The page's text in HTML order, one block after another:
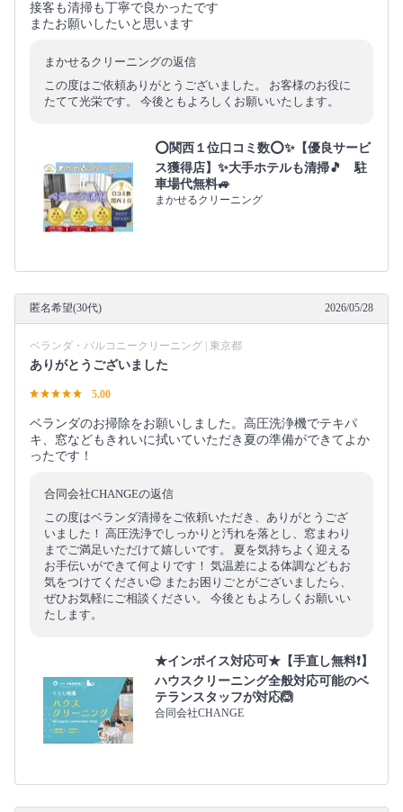
接客も清掃も丁寧で良かったです
またお願いしたいと思います
まかせるクリーニングの返信
この度はご依頼ありがとうございました。 お客様のお役に
たてて光栄です。 今後ともよろしくお願いいたします。
⭕関西１位口コミ数⭕✨【優良サービ
ス獲得店】✨大手ホテルも清掃🎵 駐
車場代無料🚙
まかせるクリーニング
匿名希望(30代) 2026/05/28
ベランダ・バルコニークリーニング | 東京都
ありがとうございました
5.00
ベランダのお掃除をお願いしました。高圧洗浄機でテキパ
キ、窓などもきれいに拭いていただき夏の準備ができてよか
ったです！
合同会社CHANGEの返信
この度はベランダ清掃をご依頼いただき、ありがとうござ
いました！ 高圧洗浄でしっかりと汚れを落とし、窓まわり
までご満足いただけて嬉しいです。 夏を気持ちよく迎える
お手伝いができて何よりです！ 気温差による体調などもお
気をつけてください😊 またお困りごとがございましたら、
ぜひお気軽にご相談ください。 今後ともよろしくお願いい
たします。
★インボイス対応可★【手直し無料❗️】
ハウスクリーニング全般対応可能のベ
テランスタッフが対応🙆
合同会社CHANGE